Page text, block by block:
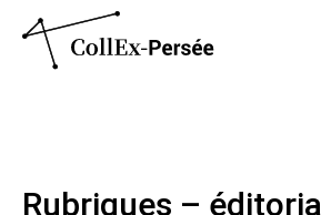
Rubriques –